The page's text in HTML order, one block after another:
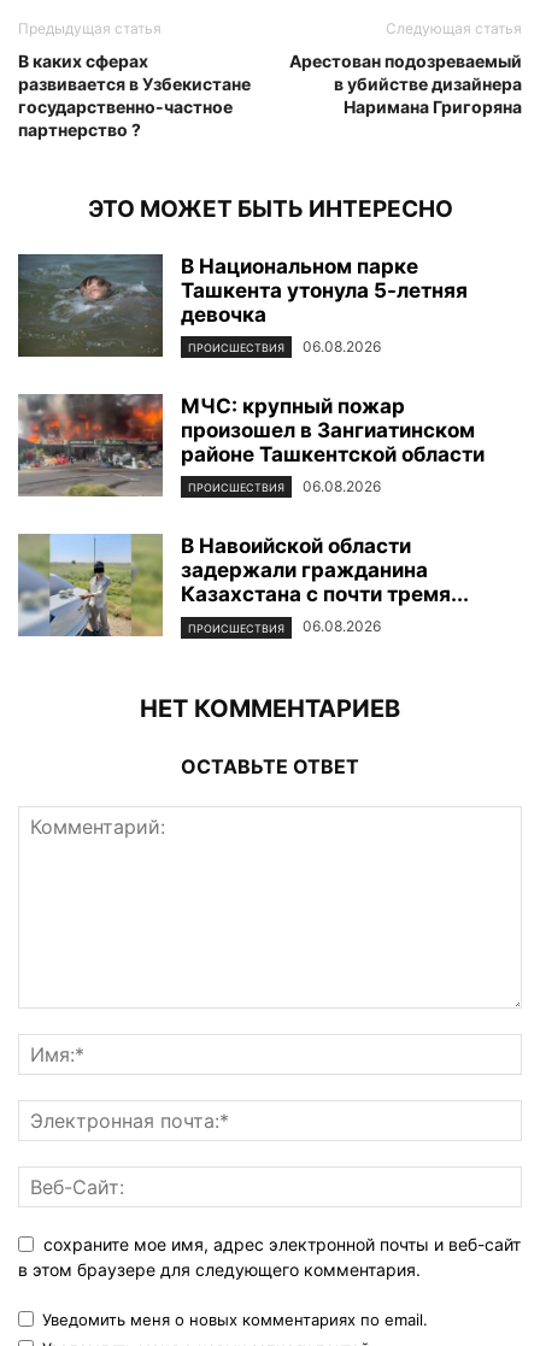
Предыдущая статья
В каких сферах
развивается в Узбекистане
государственно-частное
партнерство ?
Следующая статья
Арестован подозреваемый
в убийстве дизайнера
Наримана Григоряна
ЭТО МОЖЕТ БЫТЬ ИНТЕРЕСНО
В Национальном парке
Ташкента утонула 5-летняя
девочка
ПРОИСШЕСТВИЯ 06.08.2026
МЧС: крупный пожар
произошел в Зангиатинском
районе Ташкентской области
ПРОИСШЕСТВИЯ 06.08.2026
В Навоийской области
задержали гражданина
Казахстана с почти тремя...
ПРОИСШЕСТВИЯ 06.08.2026
НЕТ КОММЕНТАРИЕВ
ОСТАВЬТЕ ОТВЕТ
сохраните мое имя, адрес электронной почты и веб-сайт
в этом браузере для следующего комментария.
Уведомить меня о новых комментариях по email.